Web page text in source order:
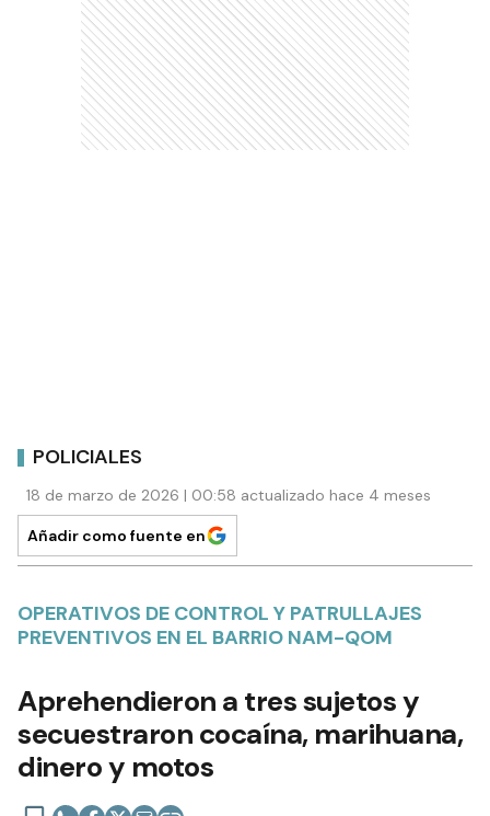
POLICIALES
18 de marzo de 2026 | 00:58 actualizado hace 4 meses
Añadir como fuente en
OPERATIVOS DE CONTROL Y PATRULLAJES
PREVENTIVOS EN EL BARRIO NAM-QOM
Aprehendieron a tres sujetos y
secuestraron cocaína, marihuana,
dinero y motos